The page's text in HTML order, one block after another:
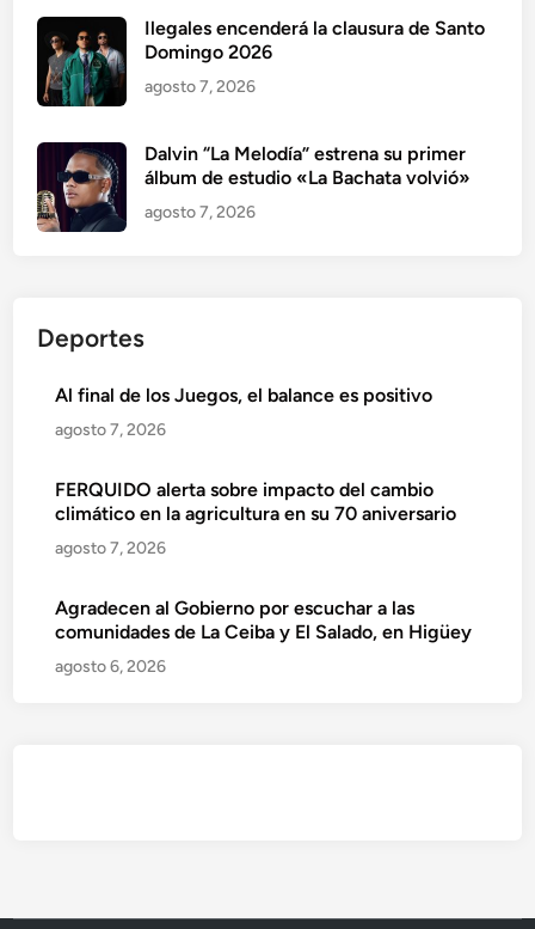
Ilegales encenderá la clausura de Santo
Domingo 2026
agosto 7, 2026
Dalvin “La Melodía” estrena su primer
álbum de estudio «La Bachata volvió»
agosto 7, 2026
Deportes
Al final de los Juegos, el balance es positivo
agosto 7, 2026
FERQUIDO alerta sobre impacto del cambio
climático en la agricultura en su 70 aniversario
agosto 7, 2026
Agradecen al Gobierno por escuchar a las
comunidades de La Ceiba y El Salado, en Higüey
agosto 6, 2026